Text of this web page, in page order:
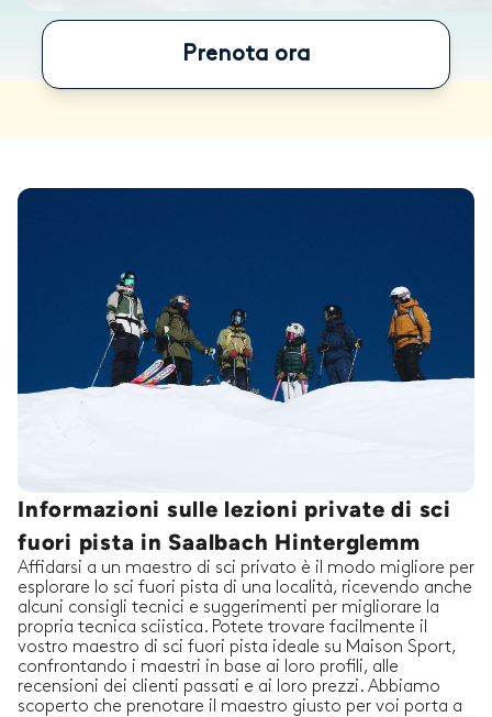
Prenota ora
Informazioni sulle lezioni private di sci
fuori pista in Saalbach Hinterglemm
Affidarsi a un maestro di sci privato è il modo migliore per
esplorare lo sci fuori pista di una località, ricevendo anche
alcuni consigli tecnici e suggerimenti per migliorare la
propria tecnica sciistica. Potete trovare facilmente il
vostro maestro di sci fuori pista ideale su Maison Sport,
confrontando i maestri in base ai loro profili, alle
recensioni dei clienti passati e ai loro prezzi. Abbiamo
scoperto che prenotare il maestro giusto per voi porta a